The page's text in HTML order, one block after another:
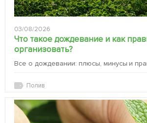
03/08/2026
Что такое дождевание и как
организовать?
Все о дождевании: плюсы, минусы и
Полив